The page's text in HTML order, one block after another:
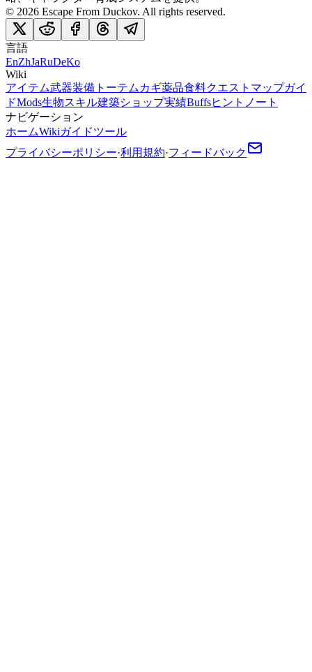
© 2026 Escape From Duckov. All rights reserved.
言語
EnZhJaRuDeKo
Wiki
アイテム武器装備 トーテム カギ薬品食料クエスト マップガイ
ドMods生物スキル建築ショップ実績Buffsヒント ノート
ナビゲーション
ホームWikiガイドツール
プライバシーポリシー·利用規約·フィードバック